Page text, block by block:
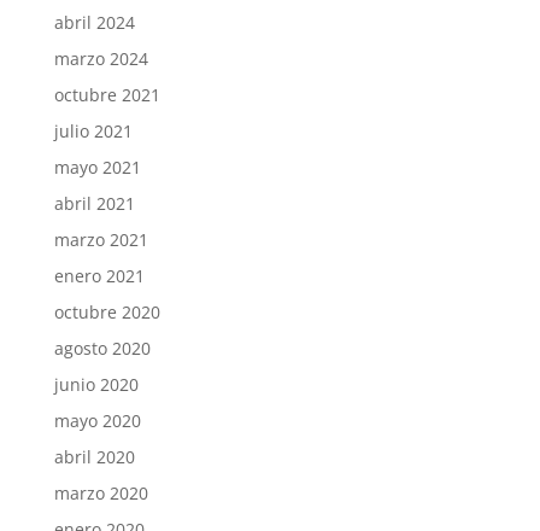
abril 2024
marzo 2024
octubre 2021
julio 2021
mayo 2021
abril 2021
marzo 2021
enero 2021
octubre 2020
agosto 2020
junio 2020
mayo 2020
abril 2020
marzo 2020